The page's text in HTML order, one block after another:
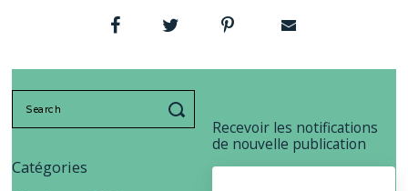
Recevoir les notifications
de nouvelle publication
Catégories